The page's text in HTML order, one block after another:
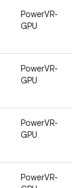
PowerVR-
GPU
PowerVR-
GPU
PowerVR-
GPU
PowerVR-